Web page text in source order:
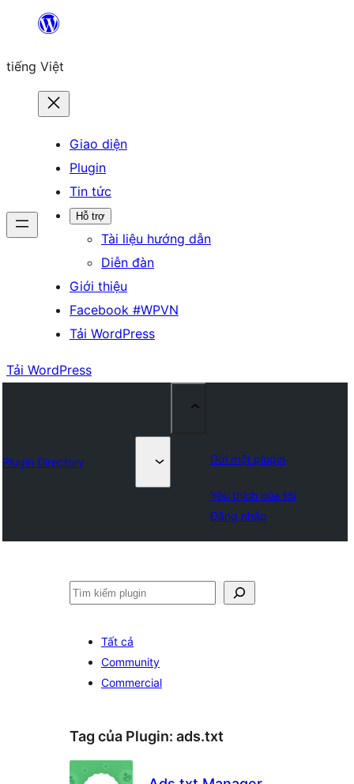
Chuyển
phần
tiếng Việt
Giao diện
Plugin
Tin tức
Hỗ trợ
Tài liệu hướng dẫn
Diễn đàn
Giới thiệu
Facebook #WPVN
Tải WordPress
Tải WordPress
Plugin Directory Gửi một plugin
Yêu thích của tôi
Đăng nhập
Tìm
Tất cả
Community
Commercial
Tag của Plugin: ads.txt